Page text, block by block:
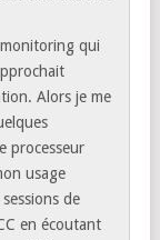
externe, un
tablette.
xbox pour
et prend une
cas pour mes
une tablette